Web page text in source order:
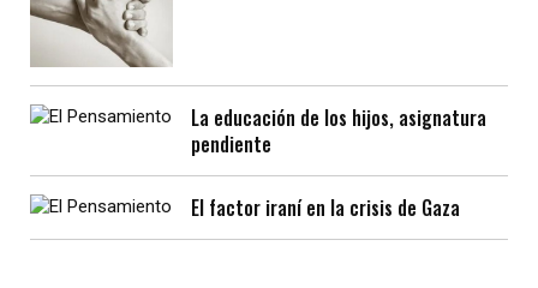
La educación de los hijos, asignatura
pendiente
El factor iraní en la crisis de Gaza